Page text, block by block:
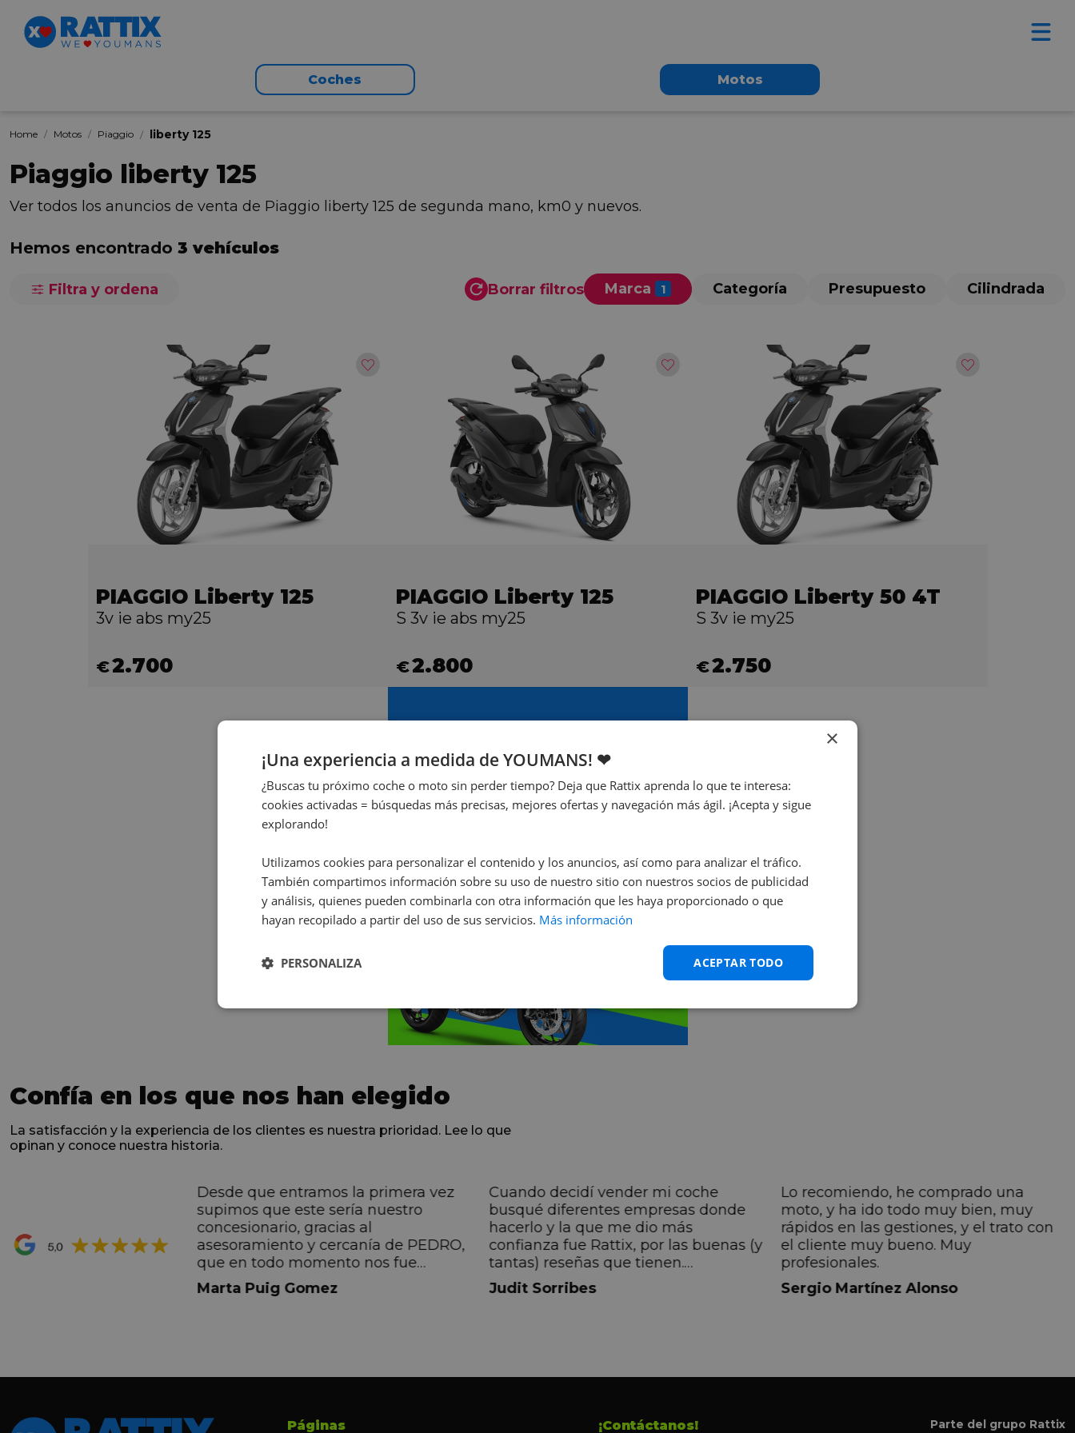
Coches Motos
Home Motos Piaggio liberty 125
Piaggio liberty 125
Ver todos los anuncios de venta de Piaggio liberty 125 de segunda mano, km0 y nuevos.
Hemos encontrado 3 vehículos
Filtra y ordena Borrar filtros Marca Categoría Presupuesto Cilindrada
PIAGGIO Liberty 125
3v ie abs my25
€2.700
PIAGGIO Liberty 125
S 3v ie abs my25
€2.800
PIAGGIO Liberty 50 4T
S 3v ie my25
€2.750
¡Te ayudamos nosotros!
¡Contáctanos ya!
Confía en los que nos han elegido
La satisfacción y la experiencia de los clientes es nuestra prioridad. Lee lo que
opinan y conoce nuestra historia.
premio de su vida.
por todo.
Desde que entramos la primera vez
supimos que este sería nuestro
concesionario, gracias al
asesoramiento y cercanía de PEDRO,
que en todo momento nos fue
informando de forma muy directa, de
todos los pasos que teníamos que
Marta Puig Gomez
Cuando decidí vender mi coche
busqué diferentes empresas donde
hacerlo y la que me dio más
confianza fue Rattix, por las buenas (y
tantas) reseñas que tienen.
Realmente la experiencia ha sido
muy buena, Carolina ha sido siempre
Judit Sorribes
Lo recomiendo, he comprado una
moto, y ha ido todo muy bien, muy
rápidos en las gestiones, y el trato con
el cliente muy bueno. Muy
profesionales.
Sergio Martínez Alonso
Páginas ¡Contáctanos!
Parte del grupo Rattix
×
¡Una experiencia a medida de YOUMANS! ❤
¿Buscas tu próximo coche o moto sin perder tiempo? Deja que Rattix aprenda lo que te interesa:
cookies activadas = búsquedas más precisas, mejores ofertas y navegación más ágil. ¡Acepta y sigue
explorando!
Utilizamos cookies para personalizar el contenido y los anuncios, así como para analizar el tráfico.
También compartimos información sobre su uso de nuestro sitio con nuestros socios de publicidad
y análisis, quienes pueden combinarla con otra información que les haya proporcionado o que
hayan recopilado a partir del uso de sus servicios. Más información
ACEPTAR TODO
PERSONALIZA